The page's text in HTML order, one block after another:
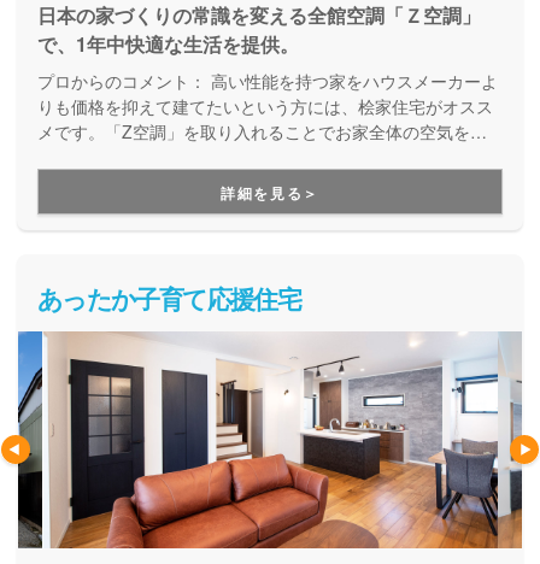
日本の家づくりの常識を変える全館空調「Ｚ空調」
で、1年中快適な生活を提供。
プロからのコメント： 高い性能を持つ家をハウスメーカーよ
りも価格を抑えて建てたいという方には、桧家住宅がオスス
メです。「Z空調」を取り入れることでお家全体の空気を循
まいづくりをしています。Z空調の性能を体験できる施設も
あるので、体験した上で納得してお家づくりを進めることが
出来ます。是非一度、実際に足を運んで体験してみてくださ
詳細を見る＞
あったか子育て応援住宅